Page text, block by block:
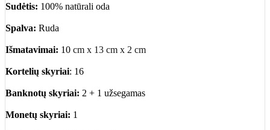
Sudėtis: 100% natūrali oda
Spalva: Ruda
Išmatavimai: 10 cm x 13 cm x 2 cm
Kortelių skyriai: 16
Banknotų skyriai: 2 + 1 užsegamas
Monetų skyriai: 1